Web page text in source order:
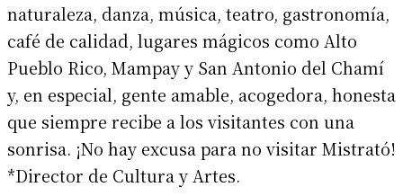
naturaleza, danza, música, teatro, gastronomía,
café de calidad, lugares mágicos como Alto
Pueblo Rico, Mampay y San Antonio del Chamí
y, en especial, gente amable, acogedora, honesta
que siempre recibe a los visitantes con una
sonrisa. ¡No hay excusa para no visitar Mistrató!
*Director de Cultura y Artes.